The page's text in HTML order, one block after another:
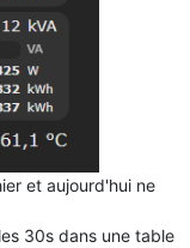
et aujourd'hui ne
30s dans une table